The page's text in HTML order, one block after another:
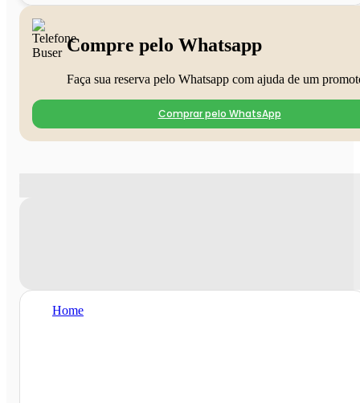
Compre pelo Whatsapp
Faça sua reserva pelo Whatsapp com ajuda de um
Comprar pelo WhatsApp
Home